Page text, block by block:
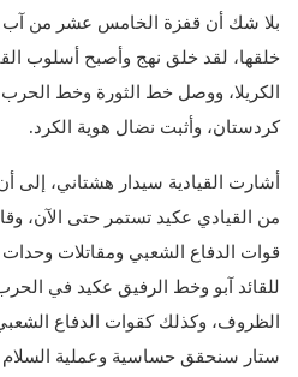
بلا شك أن قفزة الخامس عشر من
خلقها، لقد خلق نهج وأصبح أسلوب
الكريلا، ووصل خط الثورة وخط
كردستان، وأثبت نضال هوية الكرد.
أشارت القيادية سيدار هشتاني، إلى
من القيادي عكيد تستمر حتى الآن،
قوات الدفاع الشعبي ومقاتلات وحدات
للقائد آبو وخط الرفيق عكيد في
الظروف، وكذلك كقوات الدفاع
ستار سنحقق حساسية وعملية السلام